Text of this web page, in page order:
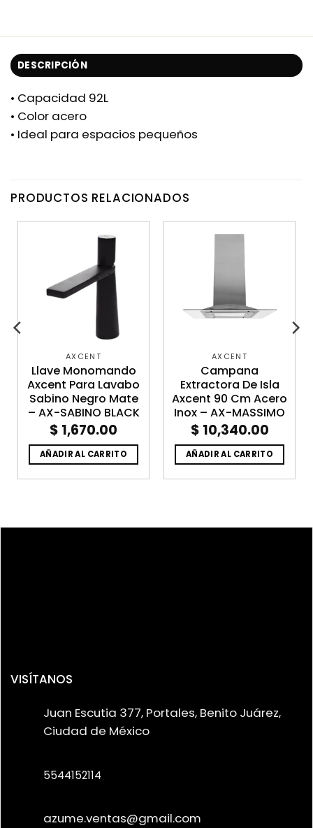
DESCRIPCIÓN
• Capacidad 92L
• Color acero
• Ideal para espacios pequeños
PRODUCTOS RELACIONADOS
AXCENT
Llave Monomando
Axcent Para Lavabo
Sabino Negro Mate
– AX-SABINO BLACK
$ 1,670.00
AÑADIR AL CARRITO
AXCENT
Campana
Extractora De Isla
Axcent 90 Cm Acero
Inox – AX-MASSIMO
$ 10,340.00
AÑADIR AL CARRITO
VISÍTANOS
Juan Escutia 377, Portales, Benito Juárez,
Ciudad de México
5544152114
azume.ventas@gmail.com